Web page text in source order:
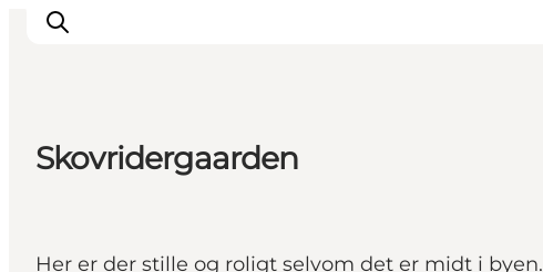
Aktiviteter
Skovridergaarden
Her er der stille og roligt selvom det er midt i byen.